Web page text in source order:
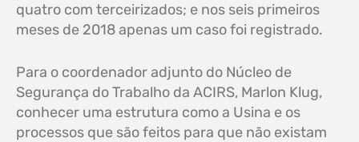
quatro com terceirizados; e nos seis primeiros
meses de 2018 apenas um caso foi registrado.
Para o coordenador adjunto do Núcleo de
Segurança do Trabalho da ACIRS, Marlon Klug,
conhecer uma estrutura como a Usina e os
processos que são feitos para que não existam